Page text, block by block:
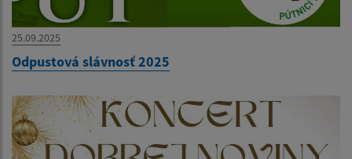
25.09.2025
Odpustová slávnosť 2025